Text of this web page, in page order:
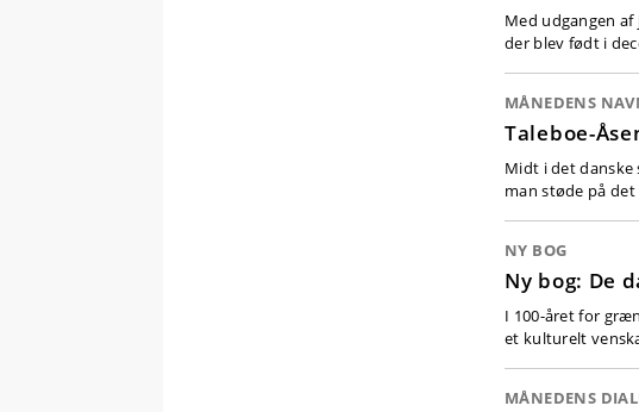
Med udgangen
der blev født i
MÅNEDENS
Taleboe-
Midt i det
man støde på
NY BOG
Ny bog: De
I 100-året for
et kulturelt
MÅNEDENS